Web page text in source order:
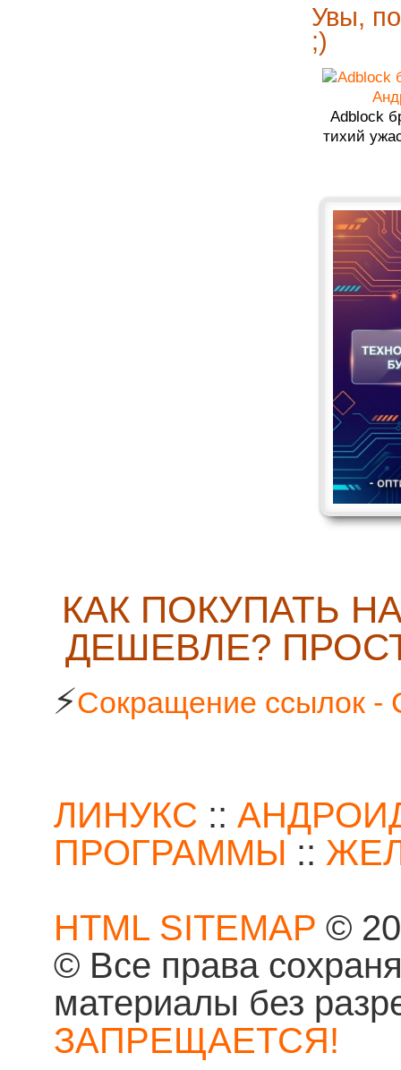
Увы,
;)
Adblock
тихий
КАК ПОКУПАТЬ
ДЕШЕВЛЕ?
⚡Сокращение ссылок -
ЛИНУКС ::
ПРОГРАММЫ ::
HTML SITEMAP ©
© Все права
материалы без
ЗАПРЕЩАЕТСЯ!